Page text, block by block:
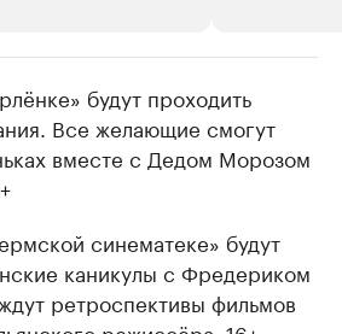
и
продукции
в каталоге
Страховые
будут проходить
Все желающие смогут
вместе с Дедом Морозом
синематеке» будут
каникулы с Фредериком
ретроспективы фильмов